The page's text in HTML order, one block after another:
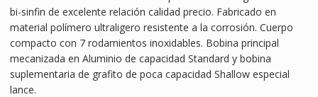
k p er
bi-sinfin de excelente relación calidad precio. Fabricado en
material polímero ultraligero resistente a la corrosión. Cuerpo
compacto con 7 rodamientos inoxidables. Bobina principal
mecanizada en Aluminio de capacidad Standard y bobina
suplementaria de grafito de poca capacidad Shallow especial
lance.